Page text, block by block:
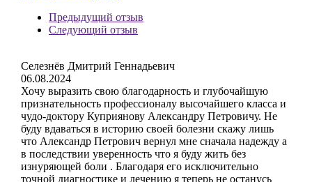
Предыдущий отзыв
Следующий отзыв
Селезнёв Дмитрий Геннадьевич
06.08.2024
Хочу выразить свою благодарность и глубочайшую
признательность профессионалу высочайшего класса и
чудо-доктору Куприянову Александру Петровичу. Не
буду вдаваться в историю своей болезни скажу лишь
что Александр Петрович вернул мне сначала надежду а
в последствии уверенность что я буду жить без
изнуряющей боли . Благодаря его исключительно
точной диагностике и лечению я теперь не останусь